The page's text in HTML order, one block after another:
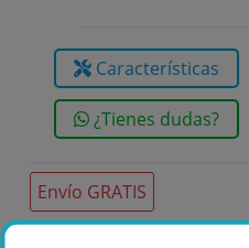
Envío GRATIS
Características
¿Tienes dudas?